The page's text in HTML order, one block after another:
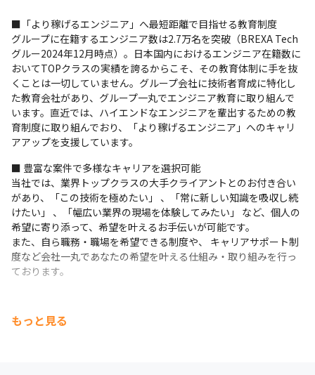
■「より稼げるエンジニア」へ最短距離で目指せる教育制度
グループに在籍するエンジニア数は2.7万名を突破（BREXA Tech
グルー2024年12月時点）。日本国内におけるエンジニア在籍数に
おいてTOPクラスの実績を誇るからこそ、その教育体制に手を抜
くことは一切していません。グループ会社に技術者育成に特化し
た教育会社があり、グループ一丸でエンジニア教育に取り組んで
います。直近では、ハイエンドなエンジニアを輩出するための教
育制度に取り組んでおり、「より稼げるエンジニア」へのキャリ
アアップを支援しています。
■ 豊富な案件で多様なキャリアを選択可能
当社では、業界トップクラスの大手クライアントとのお付き合い
があり、「この技術を極めたい」 、「常に新しい知識を吸収し続
けたい」 、「幅広い業界の現場を体験してみたい」 など、個人の
希望に寄り添って、希望を叶えるお手伝いが可能です。
また、自ら職務・職場を希望できる制度や、 キャリアサポート制
度など会社一丸であなたの希望を叶える仕組み・取り組みを行っ
ております。
もっと見る